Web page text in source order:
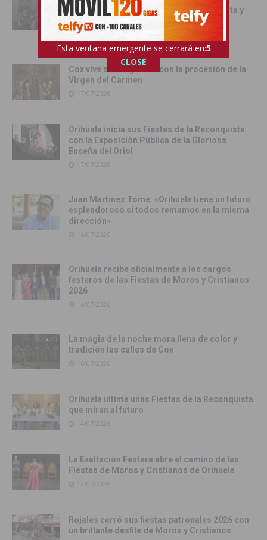
Fiestas con el traslado de las Santas Justa y
Rufina
18/07/2026
Cox vive su día grande con la procesión de la
Virgen del Carmen
17/07/2026
Orihuela inicia sus Fiestas de la Reconquista
con la Exposición Pública de la Gloriosa
Enseña del Oriol
17/07/2026
Juan Martínez Tomé: «Orihuela tiene un futuro
esplendoroso si todos remamos en la misma
dirección»
16/07/2026
Orihuela recibe oficialmente a los cargos
festeros de las Fiestas de Moros y Cristianos
2026
16/07/2026
La magia de la noche mora llena de color y
tradición las calles de Cox
16/07/2026
Orihuela ultima unas Fiestas de la Reconquista
que miran al futuro
14/07/2026
La Exaltación Festera abre el camino de las
Fiestas de Moros y Cristianos de Orihuela
12/07/2026
Rojales cerró sus fiestas patronales 2026 con
un brillante desfile de Moros y Cristianos
Esta ventana emergente se cerrará en:4
CLOSE